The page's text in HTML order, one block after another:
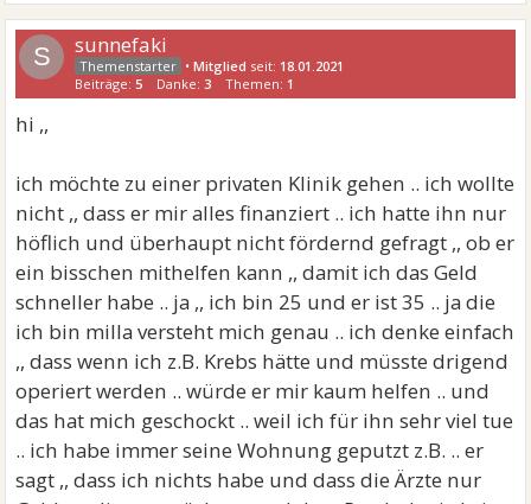
S sunnefaki
•Mitglied seit: 18.01.2021
Beiträge: 5 Danke: 3 Themen: 1
hi ,,
ich möchte zu einer privaten Klinik gehen .. ich wollte
nicht ,, dass er mir alles finanziert .. ich hatte ihn nur
höflich und überhaupt nicht fördernd gefragt ,, ob er
ein bisschen mithelfen kann ,, damit ich das Geld
schneller habe .. ja ,, ich bin 25 und er ist 35 .. ja die
ich bin milla versteht mich genau .. ich denke einfach
,, dass wenn ich z.B. Krebs hätte und müsste drigend
operiert werden .. würde er mir kaum helfen .. und
das hat mich geschockt .. weil ich für ihn sehr viel tue
.. ich habe immer seine Wohnung geputzt z.B. .. er
sagt ,, dass ich nichts habe und dass die Ärzte nur